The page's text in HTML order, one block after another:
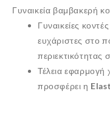
Γυναικεία βαμβακερή
Γυναικείες
ευχάριστες στο
περιεκτικότητας
Τέλεια εφαρμογή
προσφέρει η